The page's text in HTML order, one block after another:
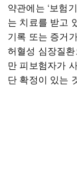
약관에는 ‘보험
는 치료를 받고
기록 또는 증거
허혈성 심장질
만 피보험자가
단 확정이 있는